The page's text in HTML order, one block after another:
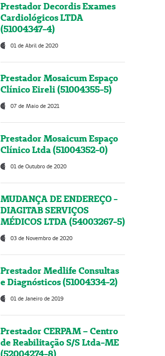
Prestador Decordis Exames
Cardiológicos LTDA
(51004347-4)
01 de Abril de 2020
Prestador Mosaicum Espaço
Clínico Eireli (51004355-5)
07 de Maio de 2021
Prestador Mosaicum Espaço
Clínico Ltda (51004352-0)
01 de Outubro de 2020
MUDANÇA DE ENDEREÇO -
DIAGITAB SERVIÇOS
MÉDICOS LTDA (54003267-5)
03 de Novembro de 2020
Prestador Medlife Consultas
e Diagnósticos (51004334-2)
01 de Janeiro de 2019
Prestador CERPAM – Centro
de Reabilitação S/S Ltda-ME